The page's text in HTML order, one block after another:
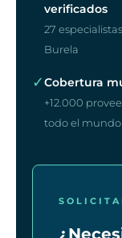
verificados
27
Burela
✓Cobertura
+12.000
todo el mundo